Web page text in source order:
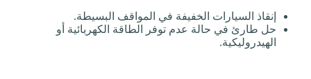
إنقاذ السيارات الخفيفة في المواقف البسيطة.
حل طارئ في حالة عدم توفر الطاقة الكهربائية أو
الهيدروليكية.